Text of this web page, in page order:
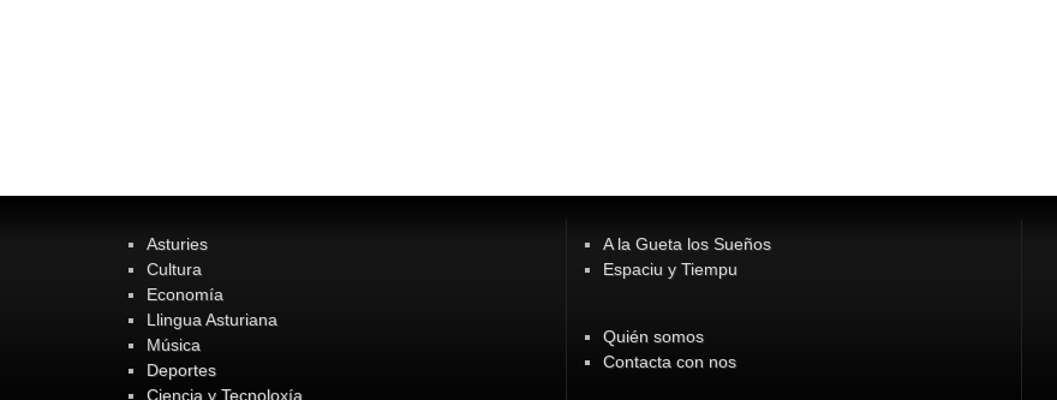
Asturies
Cultura
Economía
Llingua Asturiana
Música
Deportes
Ciencia y Tecnoloxía
A la Gueta los Sueños
Espaciu y Tiempu
Quién somos
Contacta con nos